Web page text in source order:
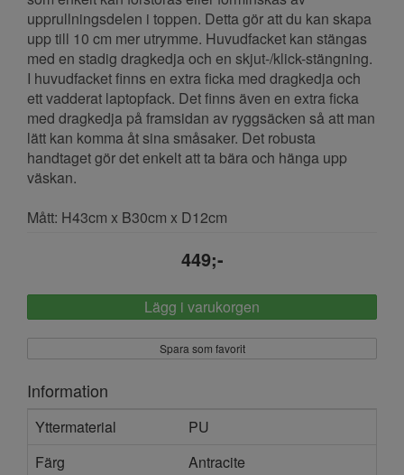
upprullningsdelen i toppen. Detta gör att du kan skapa
upp till 10 cm mer utrymme. Huvudfacket kan stängas
med en stadig dragkedja och en skjut-/klick-stängning.
I huvudfacket finns en extra ficka med dragkedja och
ett vadderat laptopfack. Det finns även en extra ficka
med dragkedja på framsidan av ryggsäcken så att man
lätt kan komma åt sina småsaker. Det robusta
handtaget gör det enkelt att ta bära och hänga upp
väskan.
Mått: H43cm x B30cm x D12cm
449;-
Lägg i varukorgen
Spara som favorit
Information
Yttermaterial
PU
Färg
Antracite